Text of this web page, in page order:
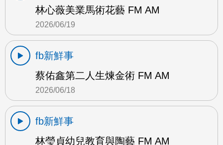
林心薇美業馬術花藝 FM AM
2026/06/19
fb新鮮事
蔡佑鑫第二人生煉金術 FM AM
2026/06/18
fb新鮮事
林瑩貞幼兒教育與陶藝 FM AM